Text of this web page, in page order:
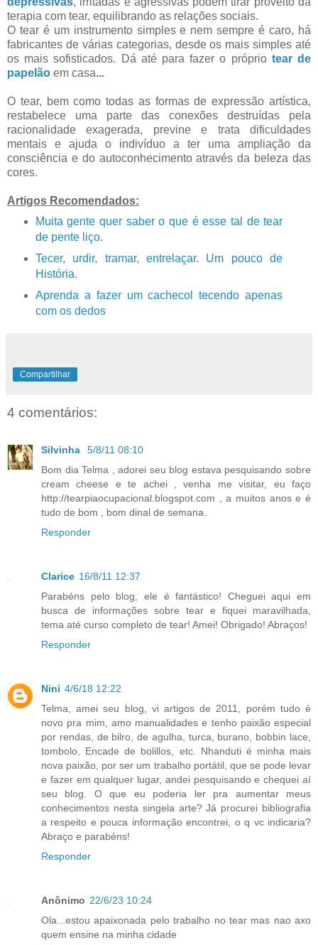
terapia com tear, equilibrando as relações sociais.
O tear é um instrumento simples e nem sempre é caro, há
fabricantes de várias categorias, desde os mais simples até
os mais sofisticados. Dá até para fazer o próprio tear de
papelão em casa...
O tear, bem como todas as formas de expressão artística,
restabelece uma parte das conexões destruídas pela
racionalidade exagerada, previne e trata dificuldades
mentais e ajuda o indivíduo a ter uma ampliação da
consciência e do autoconhecimento através da beleza das
cores.
Artigos Recomendados:
Muita gente quer saber o que é esse tal de tear
de pente liço.
Tecer, urdir, tramar, entrelaçar. Um pouco de
História.
Aprenda a fazer um cachecol tecendo apenas
com os dedos
Compartilhar
4 comentários:
Silvinha
5/8/11 08:10
Bom dia Telma , adorei seu blog estava pesquisando sobre
cream cheese e te achei , venha me visitar, eu faço
http://tearpiaocupacional.blogspot.com , a muitos anos e é
tudo de bom , bom dinal de semana.
Responder
Clarice 16/8/11 12:37
Parabéns pelo blog, ele é fantástico! Cheguei aqui em
busca de informações sobre tear e fiquei maravilhada,
tema até curso completo de tear! Amei! Obrigado! Abraços!
Responder
Nini 4/6/18 12:22
Telma, amei seu blog, vi artigos de 2011, porém tudo é
novo pra mim, amo manualidades e tenho paixão especial
por rendas, de bilro, de agulha, turca, burano, bobbin lace,
tombolo, Encade de bolillos, etc. Nhanduti é minha mais
nova paixão, por ser um trabalho portátil, que se pode levar
e fazer em qualquer lugar, andei pesquisando e chequei aí
seu blog. O que eu poderia ler pra aumentar meus
conhecimentos nesta singela arte? Já procurei bibliografia
a respeito e pouca informação encontrei, o q vc indicaria?
Abraço e parabéns!
Responder
Anônimo 22/6/23 10:24
Ola...estou apaixonada pelo trabalho no tear mas nao axo
quem ensine na minha cidade